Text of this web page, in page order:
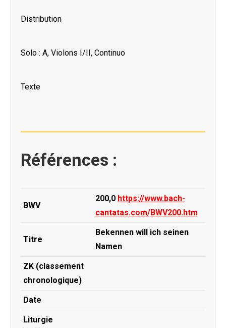
Distribution
Solo : A, Violons I/II, Continuo
Texte
Références :
BWV
200,0 https://www.bach-
cantatas.com/BWV200.htm
Titre
Bekennen will ich seinen
Namen
ZK (classement
chronologique)
Date
Liturgie